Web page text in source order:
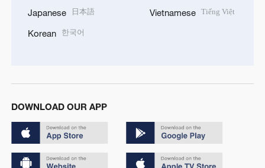
Japanese 日本語
Korean 한국어
Vietnamese Tiếng Việt
DOWNLOAD OUR APP